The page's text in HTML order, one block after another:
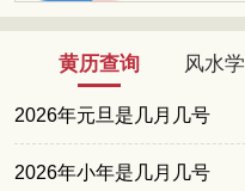
黄历查询 风水学
2026年元旦是几月几号
2026年小年是几月几号